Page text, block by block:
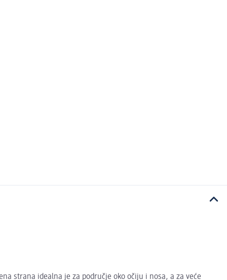
strana idealna je za područje oko očiju i nosa, a za veće